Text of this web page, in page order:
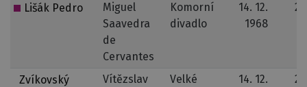
Lišák Pedro
Miguel
Saavedra
de
Cervantes
Komorní
divadlo
14. 12.
1968
Zvíkovský
Vítězslav
Velké
14. 12.